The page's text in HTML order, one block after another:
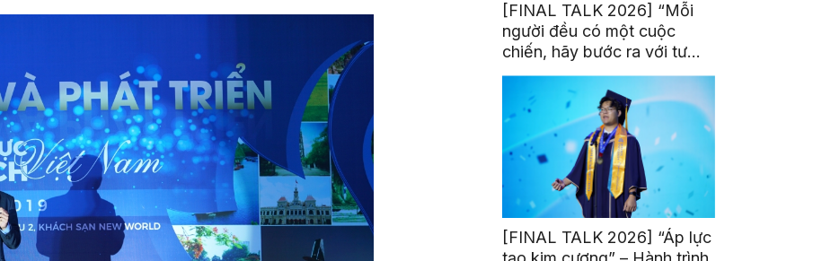
[FINAL TALK 2026] “Mỗi
người đều có một cuộc
chiến, hãy bước ra với tư
thế của người chiến thắng”
[FINAL TALK 2026] “Áp lực